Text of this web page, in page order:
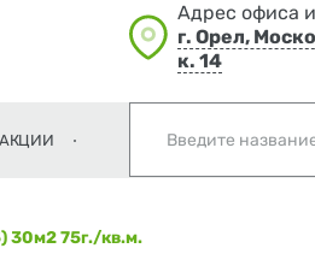
Адрес офиса
г. Орел,
к. 14
АКЦИИ
30м2 75г./кв.м.